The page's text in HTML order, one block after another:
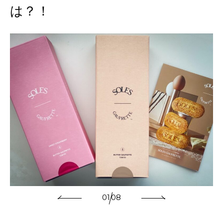
2026年8月号『お茶の時間です。』
2026年7月号「鎌倉 ローカルが 教えてくれた 本当の歩き方。」
2026年6月号「大銀座 トレンドが生まれる 新しい一流店へ。」
2026年5月号「“大好き”に出会いに。韓国」
2026年4月号「未来をつくる、学びの教科書。」
2026年3月号「スイーツ予想図 2026」
2026年2月号「良運を掴む 新・開運術。」
MAGAZINE MOOK
FOLLOW US!
は？！
0108